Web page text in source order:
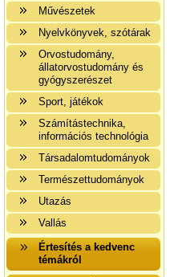
Művészetek
Nyelvkönyvek, szótárak
Orvostudomány,
állatorvostudomány és
gyógyszerészet
Sport, játékok
Számítástechnika,
információs technológia
Társadalomtudományok
Természettudományok
Utazás
Vallás
Értesítés a kedvenc
témákról